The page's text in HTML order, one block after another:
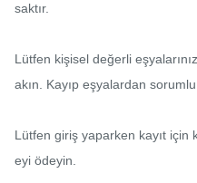
saktır.
Lütfen kişisel değerli
akın. Kayıp eşyalardan
Lütfen giriş yaparken kayıt
eyi ödeyin.